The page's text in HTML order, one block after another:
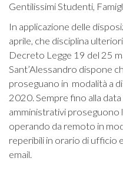
Gentilissimi Studenti,
In applicazione delle
aprile, che disciplina
Decreto Legge 19 del 25
Sant’Alessandro dispone
proseguano in modalità a
2020. Sempre fino alla data
amministrativi proseguono
operando da remoto in
reperibili in orario di ufficio
email.